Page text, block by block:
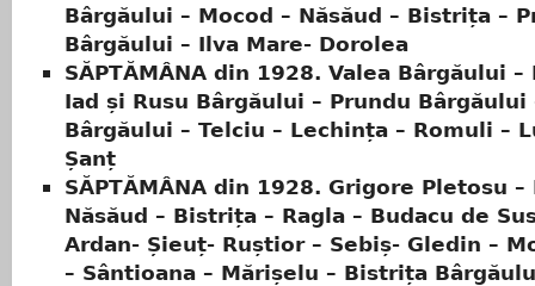
Bârgăului – Mocod – Năsăud – Bistrița –
Bârgăului – Ilva Mare- Dorolea
SĂPTĂMÂNA din 1928. Valea Bârgăului
Iad și Rusu Bârgăului – Prundu Bârgăului
Bârgăului – Telciu – Lechința – Romuli –
Șanț
SĂPTĂMÂNA din 1928. Grigore Pletosu –
Năsăud – Bistrița – Ragla – Budacu de
Ardan- Șieuț- Ruștior – Sebiș- Gledin –
– Sântioana – Mărișelu – Bistrița